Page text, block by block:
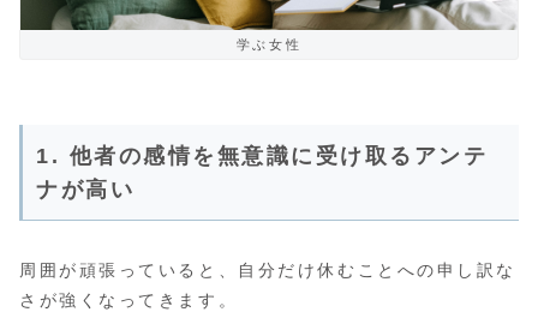
学ぶ女性
1. 他者の感情を無意識に受け取るアンテ
ナが高い
周囲が頑張っていると、自分だけ休むことへの申し訳な
さが強くなってきます。